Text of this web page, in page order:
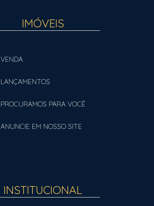
IMÓVEIS
VENDA
LANÇAMENTOS
PROCURAMOS PARA VOCÊ
ANUNCIE EM NOSSO SITE
INSTITUCIONAL